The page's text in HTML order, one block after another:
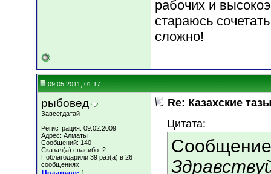
рабочих и
стараюсь
сложно!
09.05.2011, 01:17
рыбовед
Завсегдатай
Регистрация: 09.02.2009
Адрес: Алматы
Сообщений: 140
Сказал(а) спасибо: 2
Поблагодарили 39 раз(а) в 26
сообщениях
Re: Казахские
Цитата: